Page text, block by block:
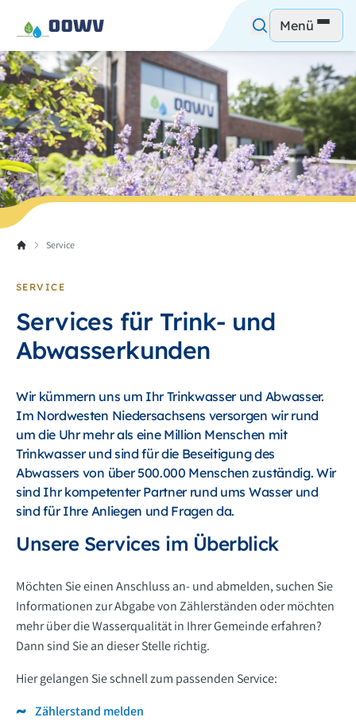
Menü
Service
SERVICE
Services für Trink- und
Abwasserkunden
Wir kümmern uns um Ihr Trinkwasser und Abwasser.
Im Nordwesten Niedersachsens versorgen wir rund
um die Uhr mehr als eine Million Menschen mit
Trinkwasser und sind für die Beseitigung des
Abwassers von über 500.000 Menschen zuständig. Wir
sind Ihr kompetenter Partner rund ums Wasser und
sind für Ihre Anliegen und Fragen da.
Unsere Services im Überblick
Möchten Sie einen Anschluss an- und abmelden, suchen Sie
Informationen zur Abgabe von Zählerständen oder möchten
mehr über die Wasserqualität in Ihrer Gemeinde erfahren?
Dann sind Sie an dieser Stelle richtig.
Hier gelangen Sie schnell zum passenden Service:
Zählerstand melden